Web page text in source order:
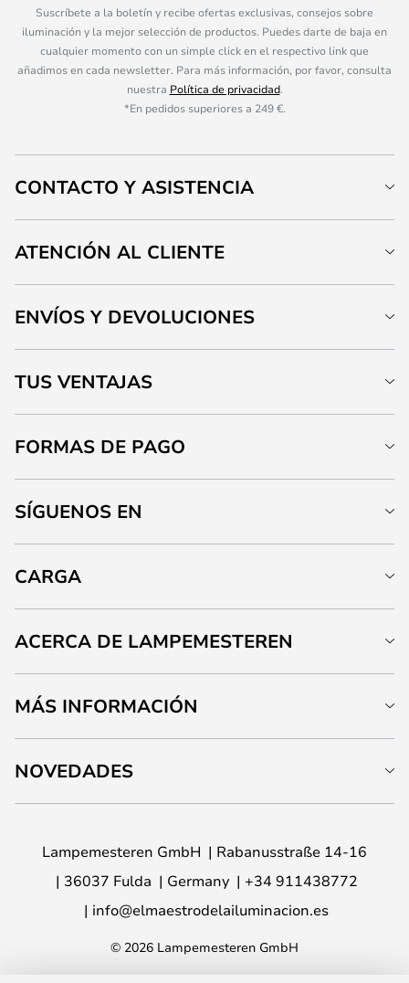
Suscríbete a la boletín y recibe ofertas exclusivas, consejos sobre
iluminación y la mejor selección de productos. Puedes darte de baja en
cualquier momento con un simple click en el respectivo link que
añadimos en cada newsletter. Para más información, por favor, consulta
nuestra Política de privacidad.
*En pedidos superiores a 249 €.
CONTACTO Y ASISTENCIA
ATENCIÓN AL CLIENTE
ENVÍOS Y DEVOLUCIONES
TUS VENTAJAS
FORMAS DE PAGO
SÍGUENOS EN
CARGA
ACERCA DE LAMPEMESTEREN
MÁS INFORMACIÓN
NOVEDADES
Lampemesteren GmbH
Rabanusstraße 14-16
36037 Fulda
Germany
+34 911438772
info@elmaestrodelailuminacion.es
© 2026 Lampemesteren GmbH